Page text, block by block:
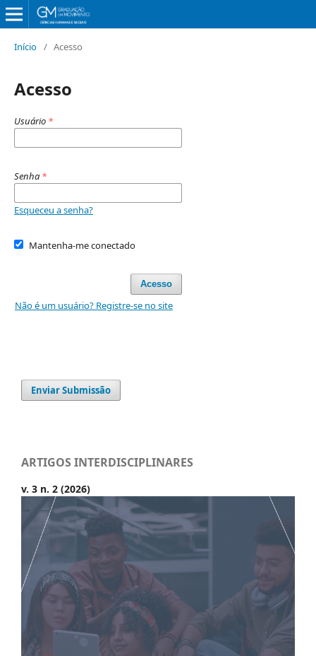
Início / Acesso
Acesso
Usuário *
Senha *
Esqueceu a senha?
Mantenha-me conectado
Acesso
Não é um usuário? Registre-se no site
Enviar Submissão
ARTIGOS INTERDISCIPLINARES
v. 3 n. 2 (2026)